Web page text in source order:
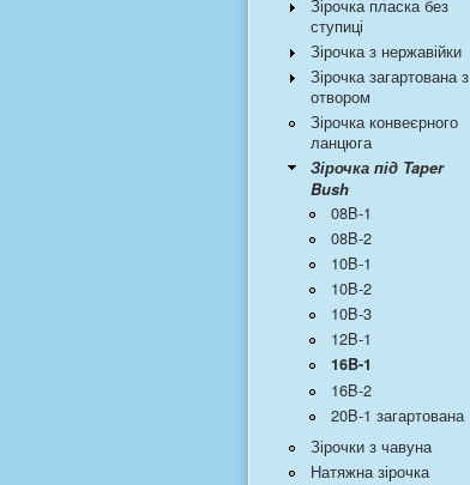
Зірочка пласка без
ступиці
Зірочка з нержавійки
Зірочка загартована з
отвором
Зірочка конвеєрного
ланцюга
Зірочка під Taper
Bush
08B-1
08B-2
10B-1
10B-2
10B-3
12B-1
16B-1
16B-2
20B-1 загартована
Зірочки з чавуна
Натяжна зірочка